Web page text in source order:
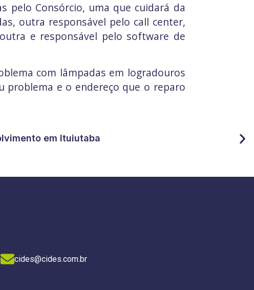
pelo Consórcio, uma que cuidará da
outra responsável pelo call center,
e responsável pelo software de
com lâmpadas em logradouros
problema e o endereço que o reparo
em Ituiutaba
cides@cides.com.br